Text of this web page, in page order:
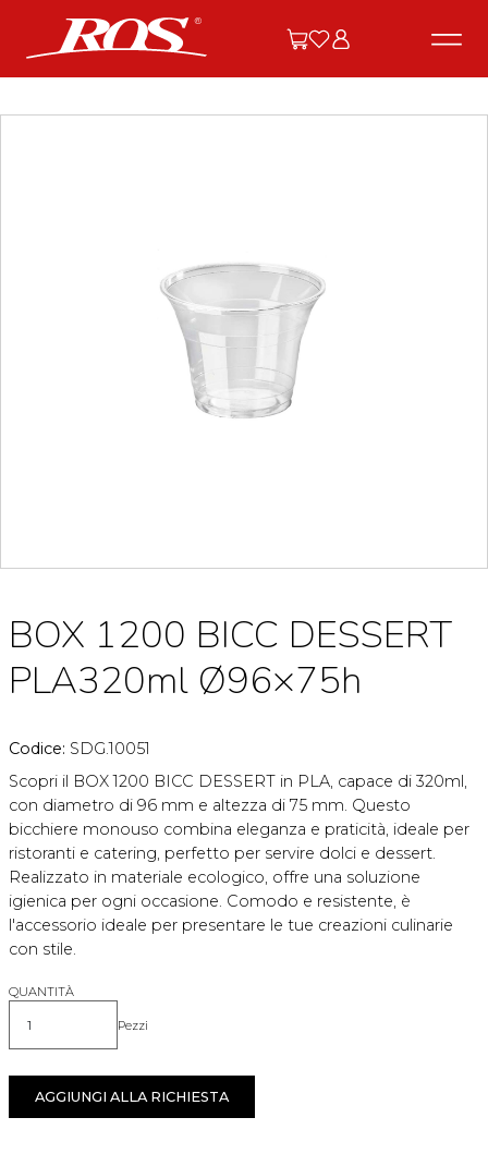
BOX 1200 BICC DESSERT
PLA320ml Ø96×75h
Codice: SDG.10051
Scopri il BOX 1200 BICC DESSERT in PLA, capace di 320ml,
con diametro di 96 mm e altezza di 75 mm. Questo
bicchiere monouso combina eleganza e praticità, ideale per
ristoranti e catering, perfetto per servire dolci e dessert.
Realizzato in materiale ecologico, offre una soluzione
igienica per ogni occasione. Comodo e resistente, è
l'accessorio ideale per presentare le tue creazioni culinarie
con stile.
QUANTITÀ
Quantità Pezzi
AGGIUNGI ALLA RICHIESTA